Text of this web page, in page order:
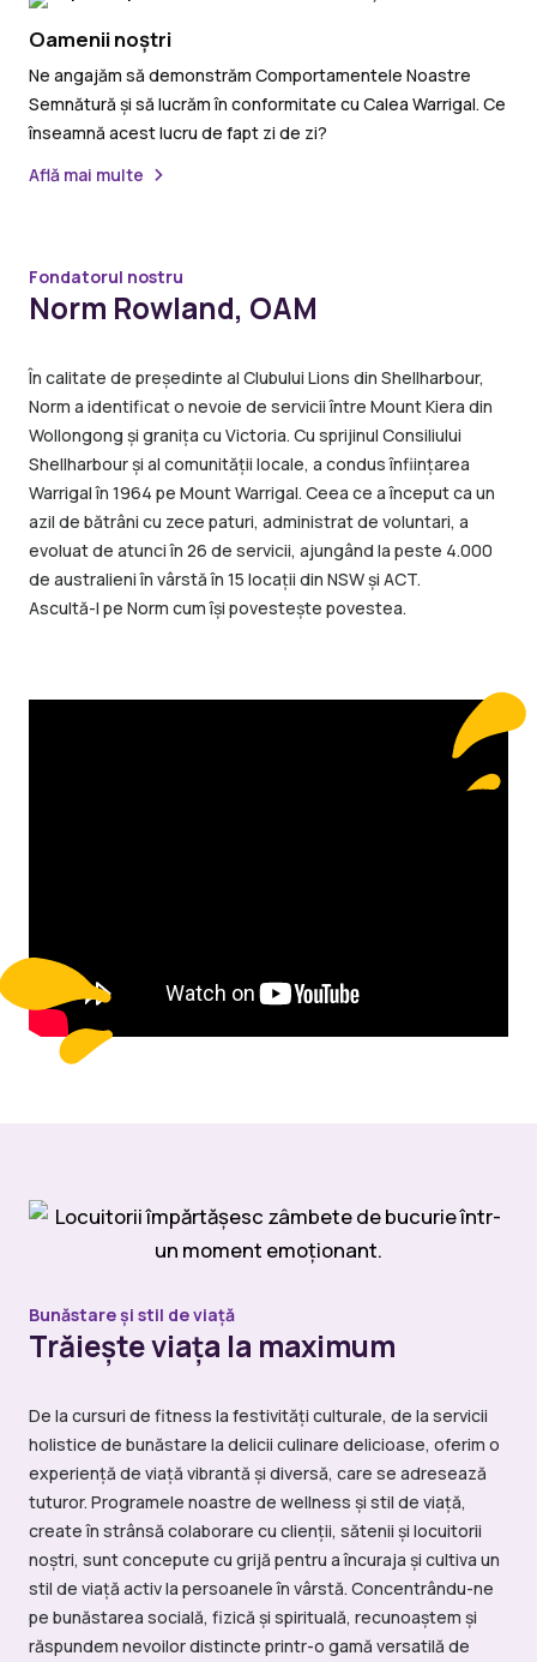
Oamenii noștri
Ne angajăm să demonstrăm Comportamentele Noastre
Semnătură și să lucrăm în conformitate cu Calea Warrigal. Ce
înseamnă acest lucru de fapt zi de zi?
Află mai multe
Fondatorul nostru
Norm Rowland, OAM
În calitate de președinte al Clubului Lions din Shellharbour,
Norm a identificat o nevoie de servicii între Mount Kiera din
Wollongong și granița cu Victoria. Cu sprijinul Consiliului
Shellharbour și al comunității locale, a condus înființarea
Warrigal în 1964 pe Mount Warrigal. Ceea ce a început ca un
azil de bătrâni cu zece paturi, administrat de voluntari, a
evoluat de atunci în 26 de servicii, ajungând la peste 4.000
de australieni în vârstă în 15 locații din NSW și ACT.
Ascultă-l pe Norm cum își povestește povestea.
Bunăstare și stil de viață
Trăiește viața la maximum
De la cursuri de fitness la festivități culturale, de la servicii
holistice de bunăstare la delicii culinare delicioase, oferim o
experiență de viață vibrantă și diversă, care se adresează
tuturor. Programele noastre de wellness și stil de viață,
create în strânsă colaborare cu clienții, sătenii și locuitorii
noștri, sunt concepute cu grijă pentru a încuraja și cultiva un
stil de viață activ la persoanele în vârstă. Concentrându-ne
pe bunăstarea socială, fizică și spirituală, recunoaștem și
răspundem nevoilor distincte printr-o gamă versatilă de